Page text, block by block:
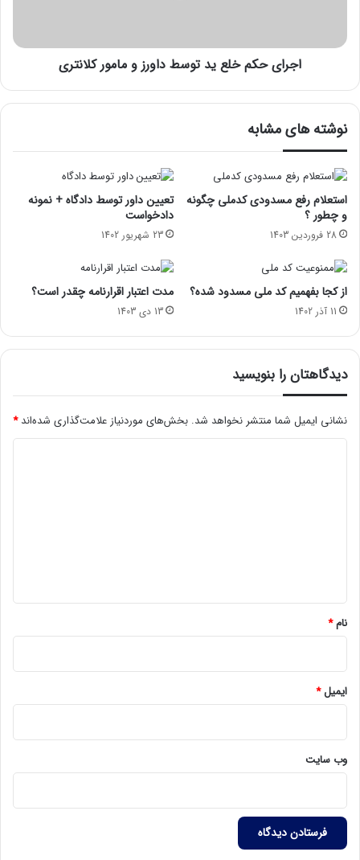
اجرای حکم خلع ید توسط داورز و مامور کلانتری
نوشته های مشابه
استعلام رفع مسدودی کدملی چگونه
و چطور ؟
28 فروردین 1403
تعیین داور توسط دادگاه + نمونه
دادخواست
23 شهریور 1402
از کجا بفهمیم کد ملی مسدود شده؟
11 آذر 1402
مدت اعتبار اقرارنامه چقدر است؟
13 دی 1403
دیدگاهتان را بنویسید
نشانی ایمیل شما منتشر نخواهد شد. بخش‌های موردنیاز علامت‌گذاری شده‌اند*
نام*
ایمیل*
وب‌ سایت